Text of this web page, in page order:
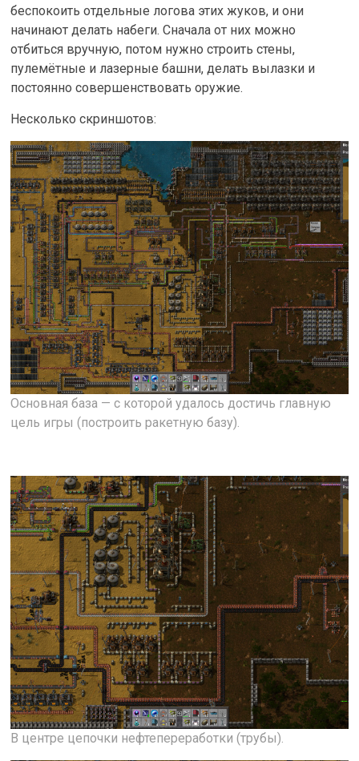
беспокоить отдельные логова этих жуков, и они
начинают делать набеги. Сначала от них можно
отбиться вручную, потом нужно строить стены,
пулемётные и лазерные башни, делать вылазки и
постоянно совершенствовать оружие.
Несколько скриншотов:
Основная база — с которой удалось достичь главную
цель игры (построить ракетную базу).
В центре цепочки нефтепереработки (трубы).